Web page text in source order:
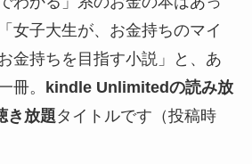
女子大生が、お金持ちのマイ
金持ちを目指す小説」と、あ
冊。
kindle Unlimitedの読み放
き放題タイトルです（投稿時